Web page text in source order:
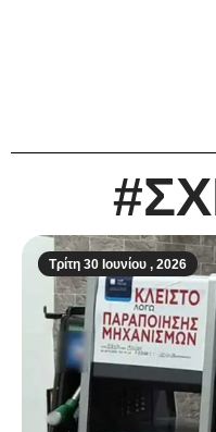
Τρίτη 30 Ιουνίου , 2026